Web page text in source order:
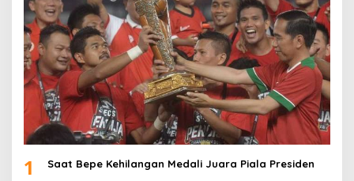
1 Saat Bepe Kehilangan Medali Juara Piala Presiden